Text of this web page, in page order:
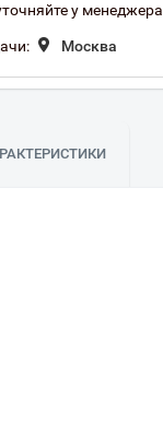
у менеджера
Москва